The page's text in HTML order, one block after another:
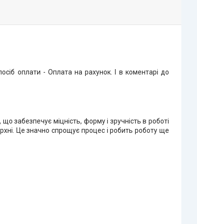
оплати - Оплата на рахунок. І в коментарі до
міцність, форму і зручність в роботі
Це значно спрощує процес і робить роботу ще